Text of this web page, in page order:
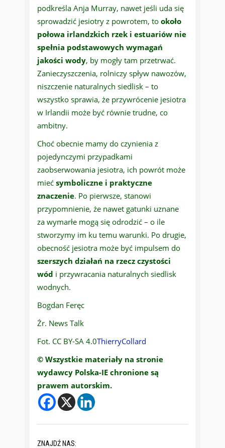
podkreśla Anja Murray, nawet jeśli uda się
sprowadzić jesiotry z powrotem, to około
połowa irlandzkich rzek i estuariów nie
spełnia podstawowych wymagań
jakości wody, by mogły tam przetrwać.
Zanieczyszczenia, rolniczy spływ nawozów,
niszczenie naturalnych siedlisk – to
wszystko sprawia, że przywrócenie jesiotra
w Irlandii może być równie trudne, co
ambitny.
Choć obecnie mamy do czynienia z
pojedynczymi przypadkami
zaobserwowania jesiotra, ich powrót może
mieć symboliczne i praktyczne
znaczenie. Po pierwsze, stanowi
przypomnienie, że nawet gatunki uznane
za wymarłe mogą się odrodzić – o ile
stworzymy im ku temu warunki. Po drugie,
obecność jesiotra może być impulsem do
szerszych działań na rzecz czystości
wód i przywracania naturalnych siedlisk
wodnych.
Bogdan Feręc
Źr. News Talk
Fot. CC BY-SA 4.0ThierryCollard
© Wszystkie materiały na stronie
wydawcy Polska-IE chronione są
prawem autorskim.
ZNAJDŹ NAS: